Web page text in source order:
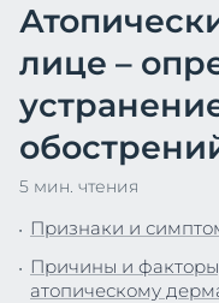
лице –
5 мин. чтения
Признаки и
Причины и
атопическому